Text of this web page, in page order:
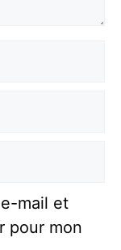
mail et
pour mon